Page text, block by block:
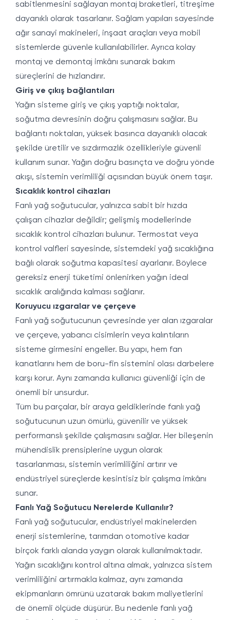
sabitlenmesini sağlayan montaj braketleri, titreşime
dayanıklı olarak tasarlanır. Sağlam yapıları sayesinde
ağır sanayi makineleri, inşaat araçları veya mobil
sistemlerde güvenle kullanılabilirler. Ayrıca kolay
montaj ve demontaj imkânı sunarak bakım
süreçlerini de hızlandırır.
Giriş ve çıkış bağlantıları
Yağın sisteme giriş ve çıkış yaptığı noktalar,
soğutma devresinin doğru çalışmasını sağlar. Bu
bağlantı noktaları, yüksek basınca dayanıklı olacak
şekilde üretilir ve sızdırmazlık özellikleriyle güvenli
kullanım sunar. Yağın doğru basınçta ve doğru yönde
akışı, sistemin verimliliği açısından büyük önem taşır.
Sıcaklık kontrol cihazları
Fanlı yağ soğutucular, yalnızca sabit bir hızda
çalışan cihazlar değildir; gelişmiş modellerinde
sıcaklık kontrol cihazları bulunur. Termostat veya
kontrol valfleri sayesinde, sistemdeki yağ sıcaklığına
bağlı olarak soğutma kapasitesi ayarlanır. Böylece
gereksiz enerji tüketimi önlenirken yağın ideal
sıcaklık aralığında kalması sağlanır.
Koruyucu ızgaralar ve çerçeve
Fanlı yağ soğutucunun çevresinde yer alan ızgaralar
ve çerçeve, yabancı cisimlerin veya kalıntıların
sisteme girmesini engeller. Bu yapı, hem fan
kanatlarını hem de boru-fin sistemini olası darbelere
karşı korur. Aynı zamanda kullanıcı güvenliği için de
önemli bir unsurdur.
Tüm bu parçalar, bir araya geldiklerinde fanlı yağ
soğutucunun uzun ömürlü, güvenilir ve yüksek
performanslı şekilde çalışmasını sağlar. Her bileşenin
mühendislik prensiplerine uygun olarak
tasarlanması, sistemin verimliliğini artırır ve
endüstriyel süreçlerde kesintisiz bir çalışma imkânı
sunar.
Fanlı Yağ Soğutucu Nerelerde Kullanılır?
Fanlı yağ soğutucular, endüstriyel makinelerden
enerji sistemlerine, tarımdan otomotive kadar
birçok farklı alanda yaygın olarak kullanılmaktadır.
Yağın sıcaklığını kontrol altına almak, yalnızca sistem
verimliliğini artırmakla kalmaz, aynı zamanda
ekipmanların ömrünü uzatarak bakım maliyetlerini
de önemli ölçüde düşürür. Bu nedenle fanlı yağ